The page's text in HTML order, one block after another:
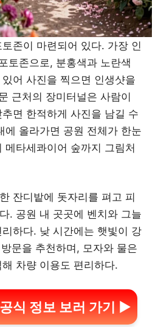
존이 마련되어 있다. 가장 인
토존으로, 분홍색과 노란색
어 사진을 찍으면 인생샷을
근처의 장미터널은 사람이
면 한적하게 사진을 남길 수
에 올라가면 공원 전체가 한눈
메타세콰이어 숲까지 그림처
잔디밭에 돗자리를 펴고 피
. 공원 내 곳곳에 벤치와 그늘
하다. 낮 시간에는 햇빛이 강
문을 추천하며, 모자와 물은
차량 이용도 편리하다.
식 정보 보러 가기 ▶